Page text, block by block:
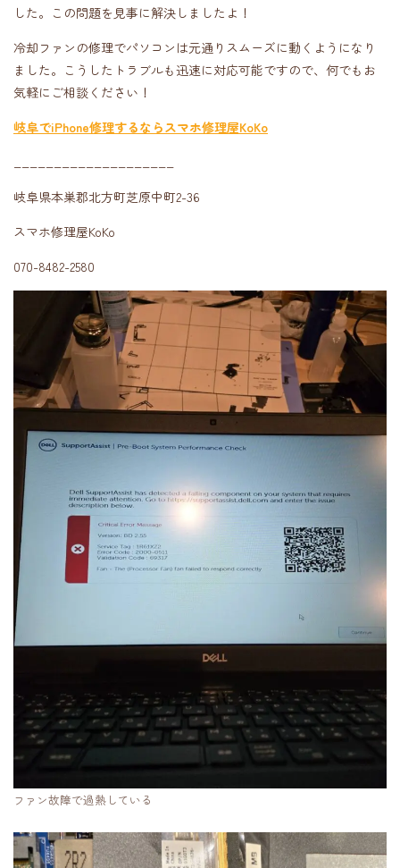
した。この問題を見事に解決しましたよ！
冷却ファンの修理でパソコンは元通りスムーズに動くようになり
ました。こうしたトラブルも迅速に対応可能ですので、何でもお
気軽にご相談ください！
岐阜でiPhone修理するならスマホ修理屋KoKo
岐阜県本巣郡北方町芝原中町2-36
スマホ修理屋KoKo
070-8482-2580
ファン故障で過熱している